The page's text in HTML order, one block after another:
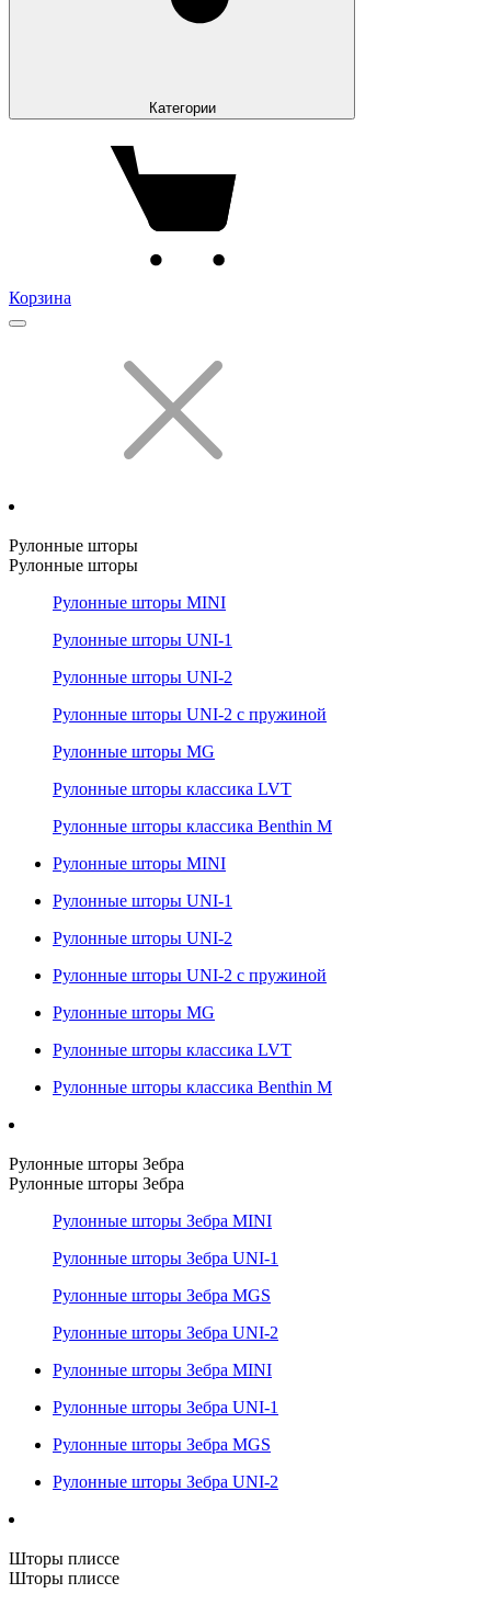
Категории
Корзина
Рулонные шторы
Рулонные шторы
Рулонные шторы MINI
Рулонные шторы UNI-1
Рулонные шторы UNI-2
Рулонные шторы UNI-2 с пружиной
Рулонные шторы MG
Рулонные шторы классика LVT
Рулонные шторы классика Benthin M
Рулонные шторы MINI
Рулонные шторы UNI-1
Рулонные шторы UNI-2
Рулонные шторы UNI-2 с пружиной
Рулонные шторы MG
Рулонные шторы классика LVT
Рулонные шторы классика Benthin M
Рулонные шторы Зебра
Рулонные шторы Зебра
Рулонные шторы Зебра MINI
Рулонные шторы Зебра UNI-1
Рулонные шторы Зебра MGS
Рулонные шторы Зебра UNI-2
Рулонные шторы Зебра MINI
Рулонные шторы Зебра UNI-1
Рулонные шторы Зебра MGS
Рулонные шторы Зебра UNI-2
Шторы плиссе
Шторы плиссе